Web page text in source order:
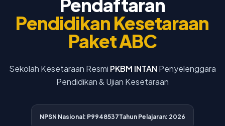
Pendaftaran
Pendidikan Kesetaraan
Paket ABC
Sekolah Kesetaraan Resmi PKBM INTAN Penyelenggara
Pendidikan & Ujian Kesetaraan
NPSN Nasional: P9948537Tahun Pelajaran: 2026